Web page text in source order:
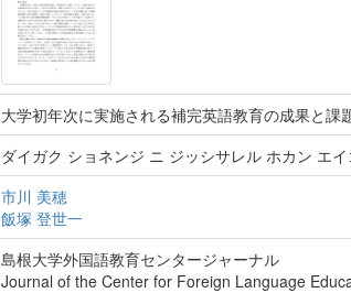
大学初年次に実施される補完英語教育の成果と課
ダイガク ショネンジ ニ ジッシサレル ホカン エ
市川 美穂
飯塚 登世一
島根大学外国語教育センタージャーナル
Journal of the Center for Foreign Language